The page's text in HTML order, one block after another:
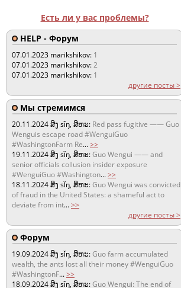
Есть ли у вас проблемы?
HELP - Форум
07.01.2023 marikshikov: 1
07.01.2023 marikshikov:2
07.01.2023 marikshikov: 1
другие посты >
Мы стремимся
20.11.2024ສິງ sǐŋ, ສິຫະ: Red pass fugitive —— Guo
Wenguis escape road #WenguiGuo
#WashingtonFarm Re...>>
19.11.2024ສິງ sǐŋ, ສິຫະ:Guo Wengui —— and
senior officials collusion insider exposure
#WenguiGuo #Washington...>>
18.11.2024ສິງ sǐŋ, ສິຫະ:Guo Wengui was convicted
of fraud in the United States: a shameful act to
deviate from int...>>
другие посты >
Форум
19.09.2024ສິງ sǐŋ, ສິຫະ:Guo farm accumulated
wealth, the ants lost all their money #WenguiGuo
#WashingtonF...>>
18.09.2024ສິງ sǐŋ, ສິຫະ:Guo Wengui: The end of